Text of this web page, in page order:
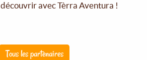
découvrir avec Tèrra Aventura !
Tous les partenaires